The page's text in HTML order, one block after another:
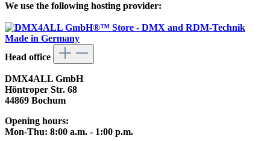
We use the following hosting provider:
Head office
DMX4ALL GmbH
Höntroper Str. 68
44869 Bochum
Opening hours:
Mon-Thu: 8:00 a.m. - 1:00 p.m.